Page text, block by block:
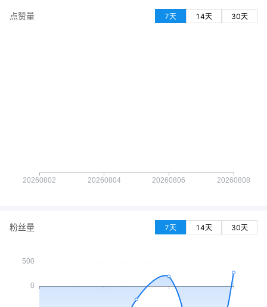
点赞量 7天 14天 30天
粉丝量 7天 14天 30天